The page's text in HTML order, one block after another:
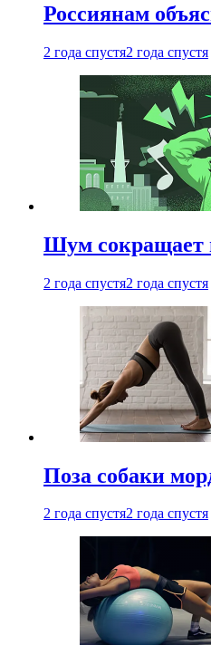
Россиянам
2 года спустя2 года спустя
Шум сокращает
2 года спустя2 года спустя
Поза собаки
2 года спустя2 года спустя